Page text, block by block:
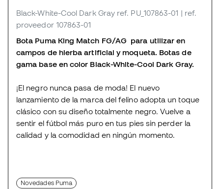
Black-White-Cool Dark Gray ref. PU_107863-01 | ref.
proveedor 107863-01
Bota Puma King Match FG/AG para utilizar en
campos de hierba artificial y moqueta. Botas de
gama base en color Black-White-Cool Dark Gray.
¡El negro nunca pasa de moda! El nuevo
lanzamiento de la marca del felino adopta un toque
clásico con su diseño totalmente negro. Vuelve a
sentir el fútbol más puro en tus pies sin perder la
calidad y la comodidad en ningún momento.
Novedades Puma